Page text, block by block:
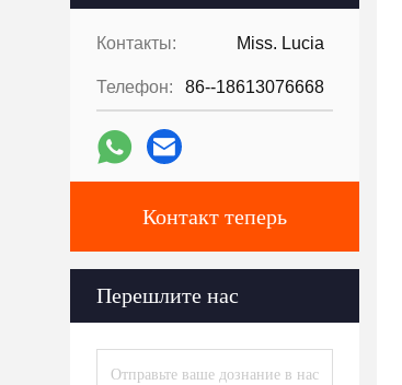
Контакты: Miss. Lucia
Телефон: 86--18613076668
Контакт теперь
Перешлите нас